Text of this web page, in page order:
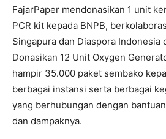
FajarPaper mendonasikan 1 unit
PCR kit kepada BNPB,
Singapura dan Diaspora Indonesia
Donasikan 12 Unit Oxygen
hampir 35.000 paket sembako
berbagai instansi serta berbagai
yang berhubungan dengan
dan dampaknya.